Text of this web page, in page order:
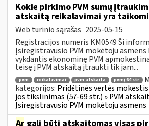
Kokie pirkimo PVM sumų
atskaitą reikalavimai yra
Web turinio sąrašas 2025-05-15
Registracijos numeris KM0549 Ši
Įsiregistravusio PVM mokėtoju asmens
vykdantis ekonominę PVM
teisę į PVM atskaitą įtraukti tik jam...
pvm reikalavimai pvm atskaita pvmį 64 str
kategorijos: Pridėtinės vertės
jos tikslinimas (57-69 str.) » PVM
Įsiregistravusio PVM mokėtoju asmens
Ar gali būti atskaitomas visas